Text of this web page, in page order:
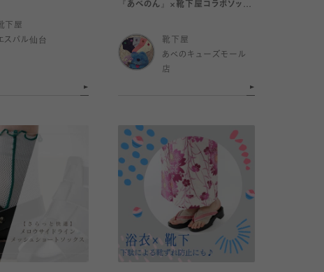
下屋
スパル仙台
『あべのん』×靴下屋コラボソック
靴下屋
あべのキューズモール
店